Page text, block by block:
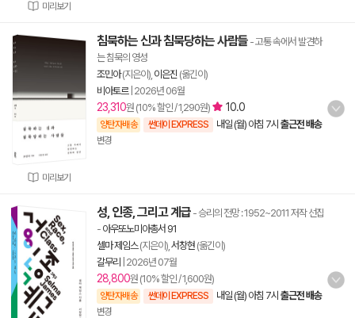
미리보기
미리보기
침묵하는 신과 침묵당하는 사람들 - 고통 속에서 발견하
는 침묵의 영성
조민아(지은이), 이은진 (옮긴이)
비아토르| 2026년 06월
23,310원 (10% 할인 / 1,290원) 10.0
양탄자배송 썬데이 EXPRESS 내일 (월) 아침 7시 출근전 배송
변경
성, 인종, 그리고 계급 - 승리의 전망 : 1952~2011 저작 선집
- 아우또노미아총서 91
셀마 제임스(지은이), 서창현 (옮긴이)
갈무리
2026년 07월
28,800원 (10% 할인 / 1,600원)
양탄자배송 썬데이 EXPRESS 내일 (월) 아침 7시 출근전 배송
변경